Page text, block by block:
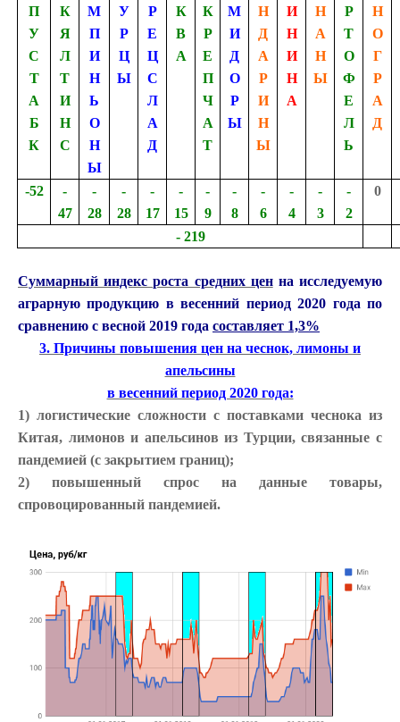
П
У
С
Т
А
Б
К
К
Я
Л
Т
И
Н
С
М
П
И
Н
Ь
О
Н
Ы
У
Р
Ц
Ы
Р
Е
Ц
С
Л
А
Д
К
В
А
К
Р
Е
П
Ч
А
Т
М
И
Д
О
Р
Ы
Н
Д
А
Р
И
Н
Ы
И
Н
И
Н
А
Н
А
Н
Ы
Р
Т
О
Ф
Е
Л
Ь
Н
О
Г
Р
А
Д
-52
-
47
-
28
-
28
-
17
-
15
-
9
-
8
-
6
-
4
-
3
-
2
0
- 219
Суммарный индекс роста средних ценна исследуемую
аграрную продукцию в весенний период 2020 года по
сравнению с весной 2019 года составляет 1,3%
3. Причины повышения цен на чеснок, лимоны и
апельсины
в весенний период 2020 года:
1) логистические сложности с поставками чеснока из
Китая, лимонов и апельсинов из Турции, связанные с
пандемией (с закрытием границ);
2) повышенный спрос на данные товары,
спровоцированный пандемией.